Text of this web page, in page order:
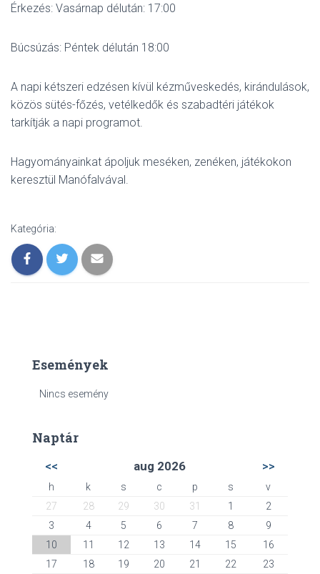
Érkezés: Vasárnap délután: 17:00
Búcsúzás: Péntek délután 18:00
A napi kétszeri edzésen kívül kézműveskedés, kirándulások,
közös sütés-főzés, vetélkedők és szabadtéri játékok
tarkítják a napi programot.
Hagyományainkat ápoljuk meséken, zenéken, játékokon
keresztül Manófalvával.
Kategória:
Események
Nincs esemény
Naptár
<< aug 2026 >>
h k s c p s
v
27
28 29 30 31 1
2
3
4 5 6 7 8
9
10
11 12 13 14 15
16
17
18 19 20 21 22
23